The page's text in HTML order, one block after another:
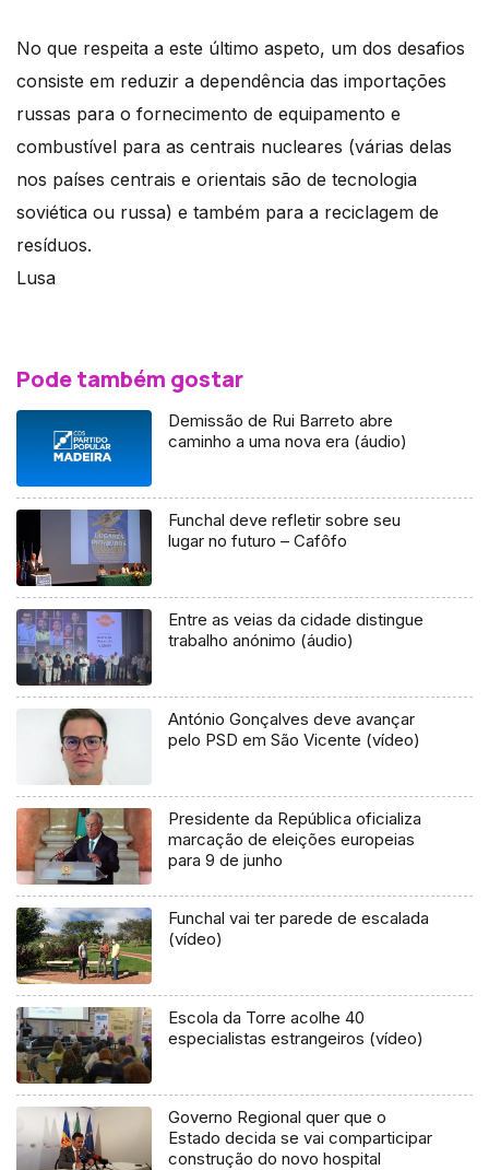
No que respeita a este último aspeto, um dos desafios
consiste em reduzir a dependência das importações
russas para o fornecimento de equipamento e
combustível para as centrais nucleares (várias delas
nos países centrais e orientais são de tecnologia
soviética ou russa) e também para a reciclagem de
resíduos.
Lusa
Pode também gostar
Demissão de Rui Barreto abre
caminho a uma nova era (áudio)
Funchal deve refletir sobre seu
lugar no futuro – Cafôfo
Entre as veias da cidade distingue
trabalho anónimo (áudio)
António Gonçalves deve avançar
pelo PSD em São Vicente (vídeo)
Presidente da República oficializa
marcação de eleições europeias
para 9 de junho
Funchal vai ter parede de escalada
(vídeo)
Escola da Torre acolhe 40
especialistas estrangeiros (vídeo)
Governo Regional quer que o
Estado decida se vai comparticipar
construção do novo hospital